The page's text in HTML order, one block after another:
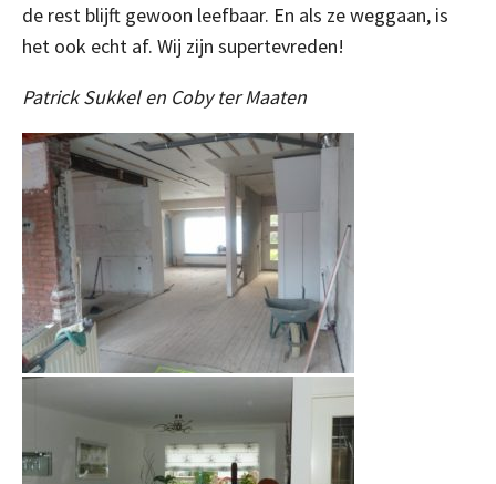
de rest blijft gewoon leefbaar. En als ze weggaan, is
het ook echt af. Wij zijn supertevreden!
Patrick Sukkel en Coby ter Maaten